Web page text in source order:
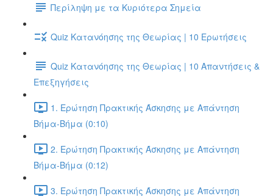
Περίληψη με τα Κυριότερα Σημεία
Quiz Κατανόησης της Θεωρίας | 10 Ερωτήσεις
Quiz Κατανόησης της Θεωρίας | 10 Απαντήσεις &
Επεξηγήσεις
1. Ερώτηση Πρακτικής Άσκησης με Απάντηση
Βήμα-Βήμα (0:10)
2. Ερώτηση Πρακτικής Άσκησης με Απάντηση
Βήμα-Βήμα (0:12)
3. Ερώτηση Πρακτικής Άσκησης με Απάντηση